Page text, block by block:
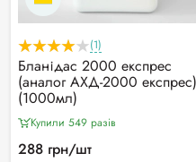
(1)
Бланідас 2000 експрес
(аналог АХД-2000 експрес)
(1000мл)
Купили 549 разiв
288 грн/шт